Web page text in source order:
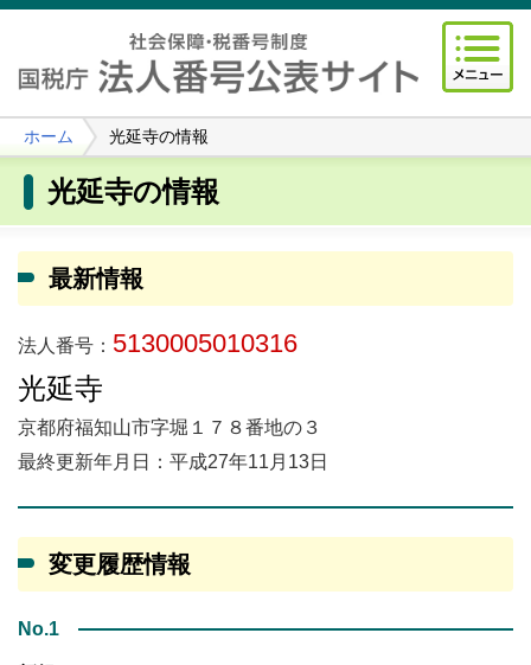
ホーム 光延寺の情報
光延寺の情報
最新情報
法人番号： 5130005010316
光延寺
京都府福知山市字堀１７８番地の３
最終更新年月日：平成27年11月13日
変更履歴情報
No.1